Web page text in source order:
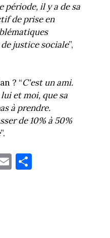
il y a de sa
de prise en
justice sociale”,
? “C'est un ami.
et moi, que sa
à prendre.
de 10% à 50%
”.
E
m
Pa
rt